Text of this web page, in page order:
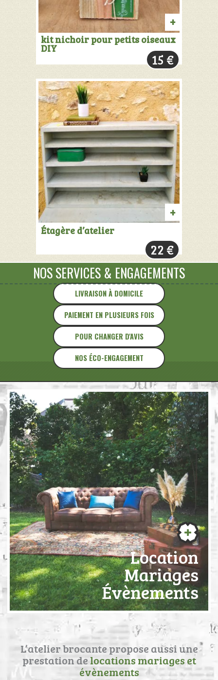
PANIER
kit nichoir pour petits oiseaux
DIY
15 €
PANIER
Étagère d’atelier
22 €
LIVRAISON À DOMICILE
PAIEMENT EN PLUSIEURS FOIS
NOS SERVICES & ENGAGEMENTS
POUR CHANGER D'AVIS
NOS ÉCO-ENGAGEMENT
Location
Mariages
Évènements
L’atelier brocante propose aussi une
prestation de locations mariages et
évènements